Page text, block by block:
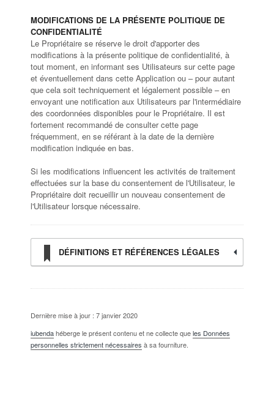
MODIFICATIONS DE LA PRÉSENTE POLITIQUE DE
CONFIDENTIALITÉ
Le Propriétaire se réserve le droit d'apporter des
modifications à la présente politique de confidentialité, à
tout moment, en informant ses Utilisateurs sur cette page
et éventuellement dans cette Application ou – pour autant
que cela soit techniquement et légalement possible – en
envoyant une notification aux Utilisateurs par l'intermédiaire
des coordonnées disponibles pour le Propriétaire. Il est
fortement recommandé de consulter cette page
fréquemment, en se référant à la date de la dernière
modification indiquée en bas.
Si les modifications influencent les activités de traitement
effectuées sur la base du consentement de l'Utilisateur, le
Propriétaire doit recueillir un nouveau consentement de
l'Utilisateur lorsque nécessaire.
DÉFINITIONS ET RÉFÉRENCES LÉGALES
Dernière mise à jour : 7 janvier 2020
iubendahéberge le présent contenu et ne collecte queles Données
personnelles strictement nécessaires à sa fourniture.